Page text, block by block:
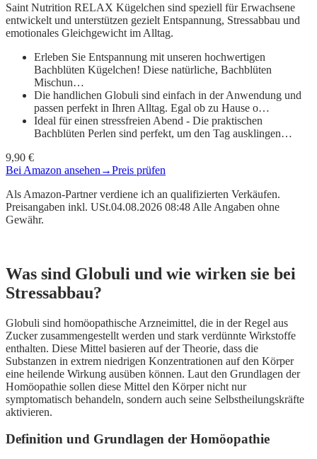
Saint Nutrition RELAX Kügelchen sind speziell für Erwachsene
entwickelt und unterstützen gezielt Entspannung, Stressabbau und
emotionales Gleichgewicht im Alltag.
Erleben Sie Entspannung mit unseren hochwertigen
Bachblüten Kügelchen! Diese natürliche, Bachblüten
Mischun…
Die handlichen Globuli sind einfach in der Anwendung und
passen perfekt in Ihren Alltag. Egal ob zu Hause o…
Ideal für einen stressfreien Abend - Die praktischen
Bachblüten Perlen sind perfekt, um den Tag ausklingen…
9,90 €
Bei Amazon ansehen →Preis prüfen
Als Amazon-Partner verdiene ich an qualifizierten Verkäufen.
Preisangaben inkl. USt.04.08.2026 08:48 Alle Angaben ohne
Gewähr.
Was sind Globuli und wie wirken sie bei
Stressabbau?
Globuli sind homöopathische Arzneimittel, die in der Regel aus
Zucker zusammengestellt werden und stark verdünnte Wirkstoffe
enthalten. Diese Mittel basieren auf der Theorie, dass die
Substanzen in extrem niedrigen Konzentrationen auf den Körper
eine heilende Wirkung ausüben können. Laut den Grundlagen der
Homöopathie sollen diese Mittel den Körper nicht nur
symptomatisch behandeln, sondern auch seine Selbstheilungskräfte
aktivieren.
Definition und Grundlagen der Homöopathie